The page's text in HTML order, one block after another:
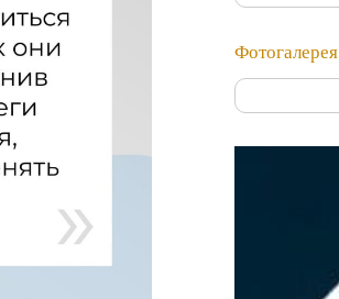
Фотогалерея